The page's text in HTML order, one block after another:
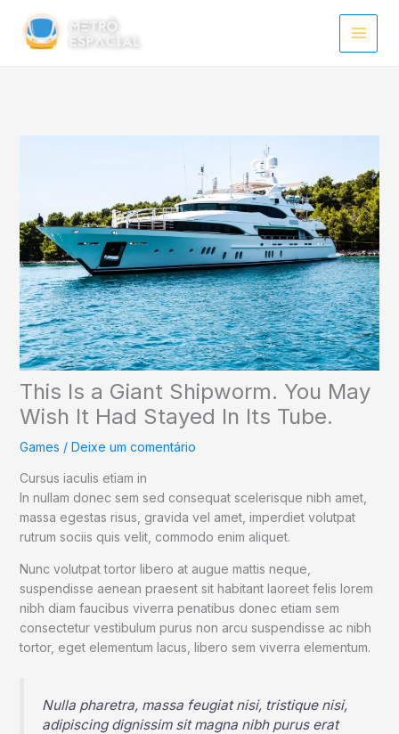
para
This Is a Giant Shipworm. You May
Wish It Had Stayed In Its Tube.
Games / Deixe um comentário
Cursus iaculis etiam in
In nullam donec sem sed consequat scelerisque nibh amet,
massa egestas risus, gravida vel amet, imperdiet volutpat
rutrum sociis quis velit, commodo enim aliquet.
Nunc volutpat tortor libero at augue mattis neque,
suspendisse aenean praesent sit habitant laoreet felis lorem
nibh diam faucibus viverra penatibus donec etiam sem
consectetur vestibulum purus non arcu suspendisse ac nibh
tortor, eget elementum lacus, libero sem viverra elementum.
Nulla pharetra, massa feugiat nisi, tristique nisi,
adipiscing dignissim sit magna nibh purus erat